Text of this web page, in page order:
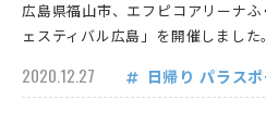
広島県福山市、エフピコアリーナ
ェスティバル広島」を開催しました。
2020.12.27 日帰り パラス